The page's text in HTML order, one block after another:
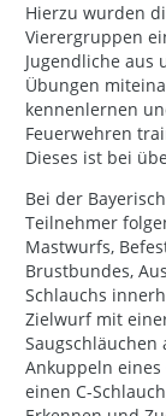
Hierzu wurden
Vierergruppen
Jugendliche aus
Übungen
kennenlernen
Feuerwehren
Dieses ist bei
Bei der
Teilnehmer
Mastwurfs,
Brustbundes,
Schlauchs
Zielwurf mit
Ankuppeln
einen C-